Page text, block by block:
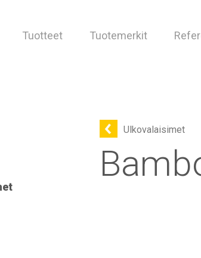
Tuotteet Tuotemerkit
Ulkovalaisimet